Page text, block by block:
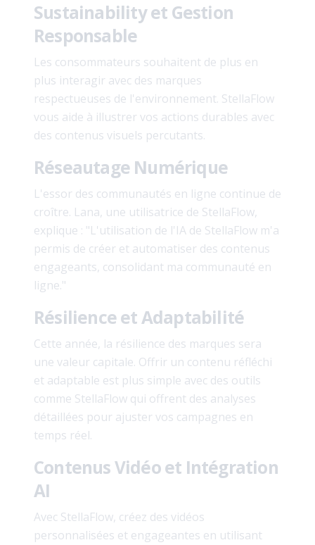
Sustainability et Gestion
Responsable
Les consommateurs souhaitent de plus en
plus interagir avec des marques
respectueuses de l'environnement. StellaFlow
vous aide à illustrer vos actions durables avec
des contenus visuels percutants.
Réseautage Numérique
L'essor des communautés en ligne continue de
croître. Lana, une utilisatrice de StellaFlow,
explique : "L'utilisation de l'IA de StellaFlow m'a
permis de créer et automatiser des contenus
engageants, consolidant ma communauté en
ligne."
Résilience et Adaptabilité
Cette année, la résilience des marques sera
une valeur capitale. Offrir un contenu réfléchi
et adaptable est plus simple avec des outils
comme StellaFlow qui offrent des analyses
détaillées pour ajuster vos campagnes en
temps réel.
Contenus Vidéo et Intégration
AI
Avec StellaFlow, créez des vidéos
personnalisées et engageantes en utilisant